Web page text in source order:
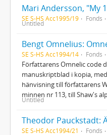
SE S-HS Acc1995/19 Fonds
Untitled
SE S-HS Acc1994/14 Fonds
Författarens Omnelic code
manuskriptblad i kopia,
hänvisning till författarens
minnen nr 113, till Shaw's
Untitled
Theodor Pauckstadt:
SE S-HS Acc1994/21 Fonds